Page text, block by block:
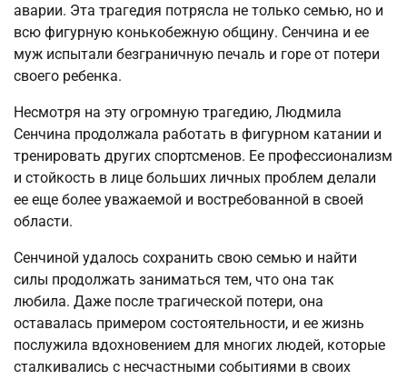
аварии. Эта трагедия потрясла не только семью, но и
всю фигурную конькобежную общину. Сенчина и ее
муж испытали безграничную печаль и горе от потери
своего ребенка.
Несмотря на эту огромную трагедию, Людмила
Сенчина продолжала работать в фигурном катании и
тренировать других спортсменов. Ее профессионализм
и стойкость в лице больших личных проблем делали
ее еще более уважаемой и востребованной в своей
области.
Сенчиной удалось сохранить свою семью и найти
силы продолжать заниматься тем, что она так
любила. Даже после трагической потери, она
оставалась примером состоятельности, и ее жизнь
послужила вдохновением для многих людей, которые
сталкивались с несчастными событиями в своих